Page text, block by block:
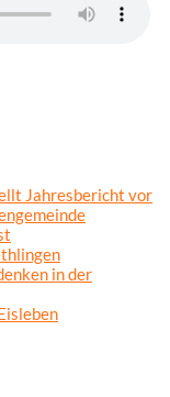
Jahresbericht vor
in der